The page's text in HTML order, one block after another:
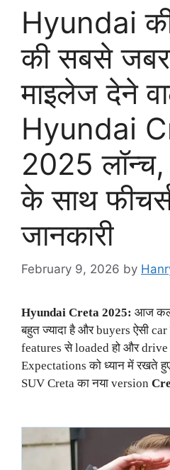
Hyundai
की सबसे
माइलेज देने
Hyundai
2025
के साथ
जानकारी
February 9, 2026 by
Hyundai Creta 2025: आज कल
बहुत ज्यादा है और buyers ऐसी
features से loaded हो और drive
Expectations को ध्यान में रखते
SUV Creta का नया version